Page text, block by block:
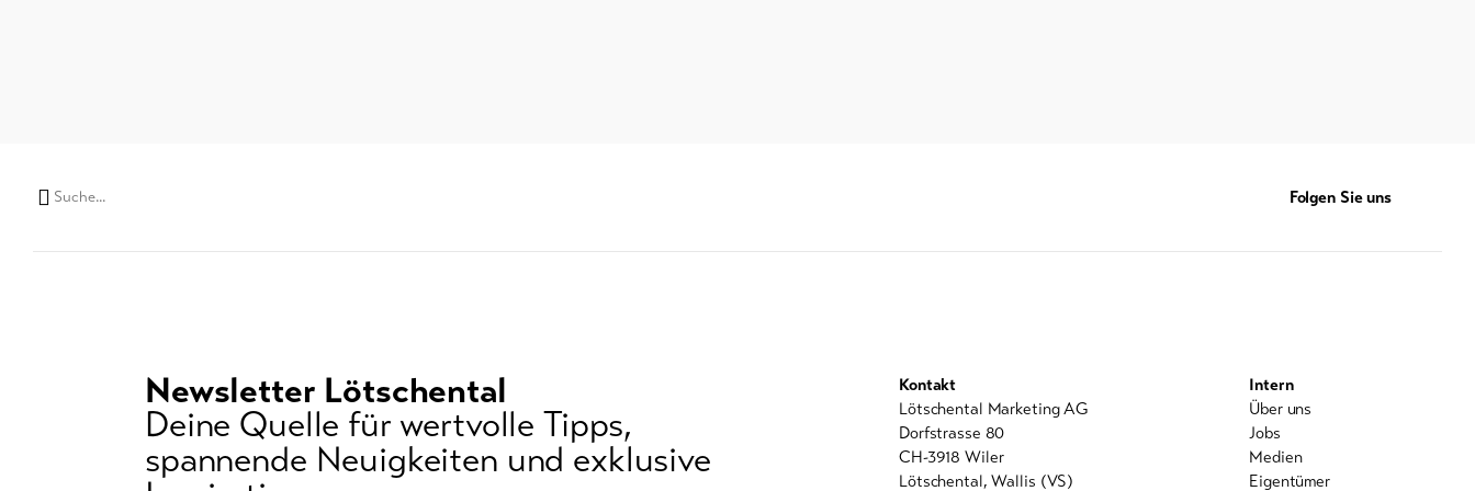
Suchwort
Folgen Sie uns
Newsletter Lötschental
Deine Quelle für wertvolle Tipps,
spannende Neuigkeiten und exklusive
Kontakt
Lötschental Marketing AG
Dorfstrasse 80
CH-3918 Wiler
Lötschental, Wallis (VS)
Intern
Über uns
Jobs
Medien
Eigentümer